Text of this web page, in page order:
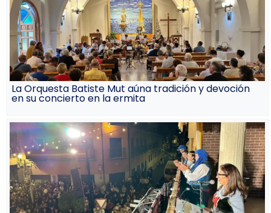
La Orquesta Batiste Mut aúna tradición y devoción
en su concierto en la ermita